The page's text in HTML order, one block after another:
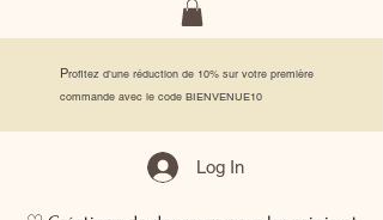
Profitez d'une réduction de 10% sur votre première
commande avec le code BIENVENUE10
Log In